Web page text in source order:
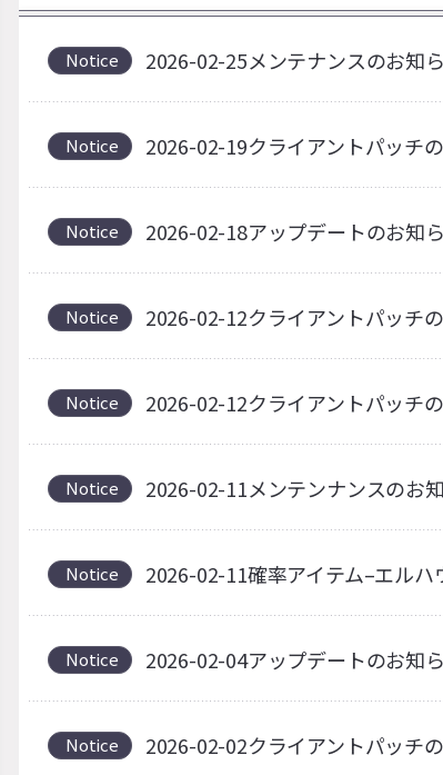
Notice 2026-02-25メンテナンスのお知
Notice 2026-02-19クライアントパッチ
Notice 2026-02-18アップデートのお知
Notice 2026-02-12クライアントパッチ
Notice 2026-02-12クライアントパッチ
Notice 2026-02-11メンテンナンスのお
Notice 2026-02-11確率アイテム–エルハ
Notice 2026-02-04アップデートのお知
Notice 2026-02-02クライアントパッチ